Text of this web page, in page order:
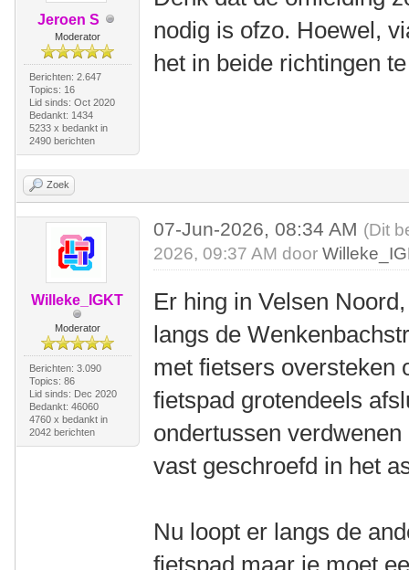
Jeroen S
Moderator
Berichten: 2.647
Topics: 16
Lid sinds: Oct 2020
Bedankt: 1434
5233 x bedankt in
2490 berichten
nodig is ofzo. Hoewel,
het in beide richtingen
Zoek
Willeke_IGKT
Moderator
Berichten: 3.090
Topics: 86
Lid sinds: Dec 2020
Bedankt: 46060
4760 x bedankt in
2042 berichten
07-Jun-2026, 08:34 AM (Dit
2026, 09:37 AM door
Er hing in Velsen
langs de
met fietsers oversteken
fietspad grotendeels
ondertussen
vast geschroefd in het
Nu loopt er langs de
fietspad maar je moet